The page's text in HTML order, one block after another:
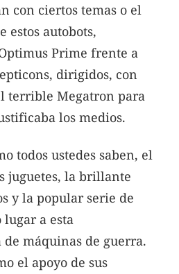
con ciertos temas o el
estos autobots,
Prime frente a
dirigidos, con
terrible Megatron para
los medios.
todos ustedes saben, el
juguetes, la brillante
y la popular serie de
a esta
máquinas de guerra.
el apoyo de sus